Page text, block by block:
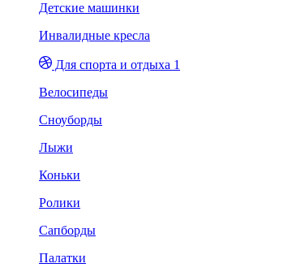
Детские машинки
Инвалидные кресла
Для спорта и отдыха 1
Велосипеды
Сноуборды
Лыжи
Коньки
Ролики
Сапборды
Палатки